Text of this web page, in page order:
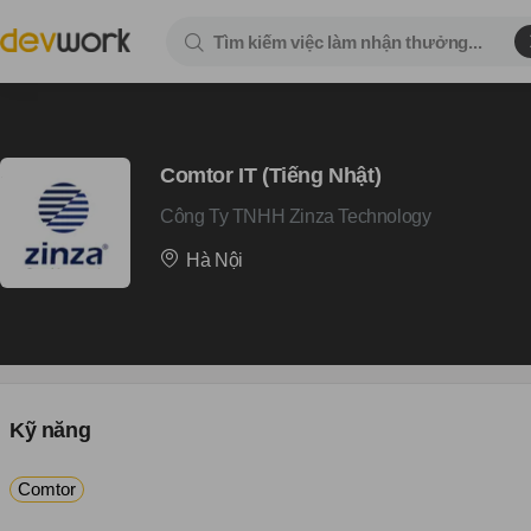
Comtor IT (Tiếng Nhật)
Công Ty TNHH Zinza Technology
Hà Nội
Kỹ năng
Comtor